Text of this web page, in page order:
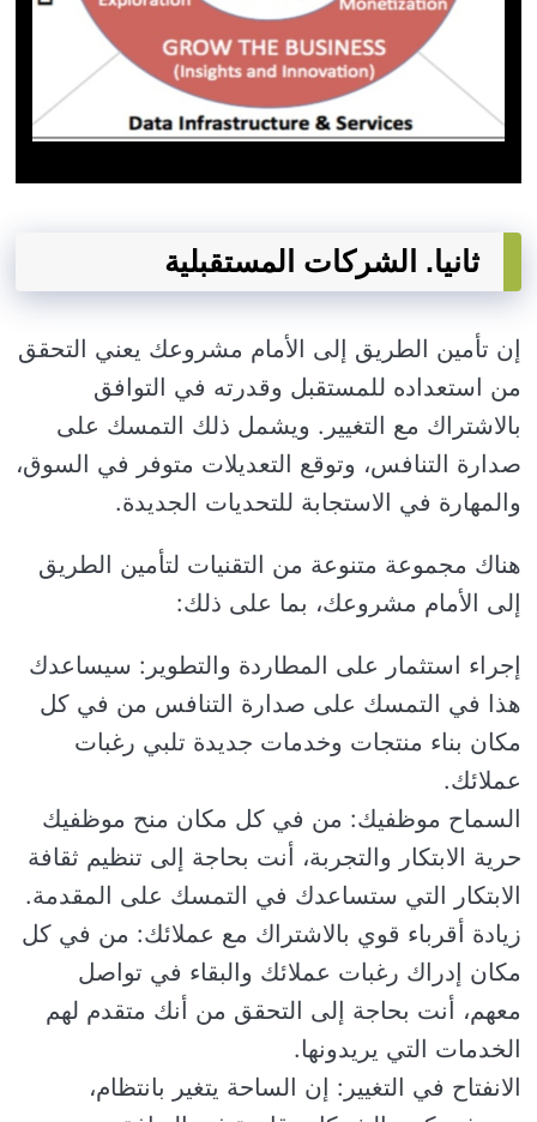
ثانيا. الشركات المستقبلية
إن تأمين الطريق إلى الأمام مشروعك يعني التحقق
من استعداده للمستقبل وقدرته في التوافق
بالاشتراك مع التغيير. ويشمل ذلك التمسك على
صدارة التنافس، وتوقع التعديلات متوفر في السوق،
والمهارة في الاستجابة للتحديات الجديدة.
هناك مجموعة متنوعة من التقنيات لتأمين الطريق
إلى الأمام مشروعك، بما على ذلك:
إجراء استثمار على المطاردة والتطوير: سيساعدك
هذا في التمسك على صدارة التنافس من في كل
مكان بناء منتجات وخدمات جديدة تلبي رغبات
عملائك.
السماح موظفيك: من في كل مكان منح موظفيك
حرية الابتكار والتجربة، أنت بحاجة إلى تنظيم ثقافة
الابتكار التي ستساعدك في التمسك على المقدمة.
زيادة أقرباء قوي بالاشتراك مع عملائك: من في كل
مكان إدراك رغبات عملائك والبقاء في تواصل
معهم، أنت بحاجة إلى التحقق من أنك متقدم لهم
الخدمات التي يريدونها.
الانفتاح في التغيير: إن الساحة يتغير بانتظام،